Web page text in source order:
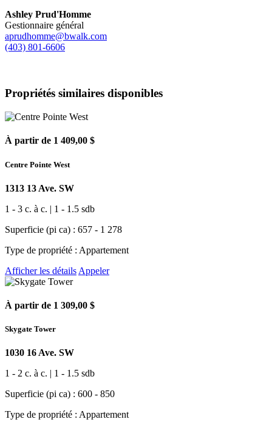
Ashley Prud'Homme
Gestionnaire général
aprudhomme@bwalk.com
(403) 801-6606
Propriétés similaires disponibles
À partir de 1 409,00 $
Centre Pointe West
1313 13 Ave. SW
1 - 3 c. à c. | 1 - 1.5 sdb
Superficie (pi ca) : 657 - 1 278
Type de propriété : Appartement
Afficher les détails Appeler
À partir de 1 309,00 $
Skygate Tower
1030 16 Ave. SW
1 - 2 c. à c. | 1 - 1.5 sdb
Superficie (pi ca) : 600 - 850
Type de propriété : Appartement